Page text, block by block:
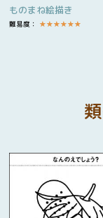
ものまね絵描き
難易度： ★★★★★★